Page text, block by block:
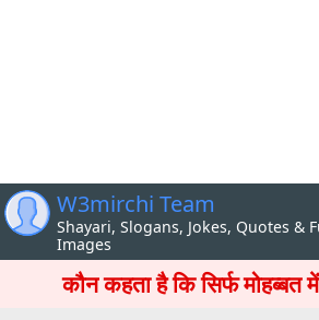
W3mirchi Team
Shayari, Slogans, Jokes, Quotes &
Images
कौन कहता है कि सिर्फ मोहब्बत में